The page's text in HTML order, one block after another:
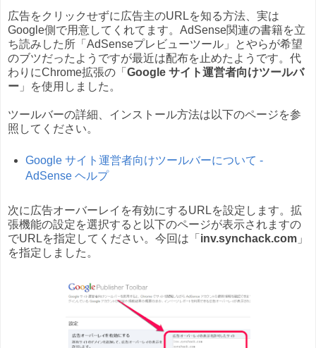
広告をクリックせずに広告主のURLを知る方法、実は
Google側で用意してくれてます。AdSense関連の書籍を立
ち読みした所「AdSenseプレビューツール」とやらが希望
のブツだったようですが最近は配布を止めたようです。代
わりにChrome拡張の「 Google サイト運営者向けツールバ
ー 」を使用しました。
ツールバーの詳細、インストール方法は以下のページを参
照してください。
Google サイト運営者向けツールバーについて -
AdSense ヘルプ
次に広告オーバーレイを有効にするURLを設定します。拡
張機能の設定を選択すると以下のページが表示されますの
でURLを指定してください。今回は「 inv.synchack.com 」
を指定しました。